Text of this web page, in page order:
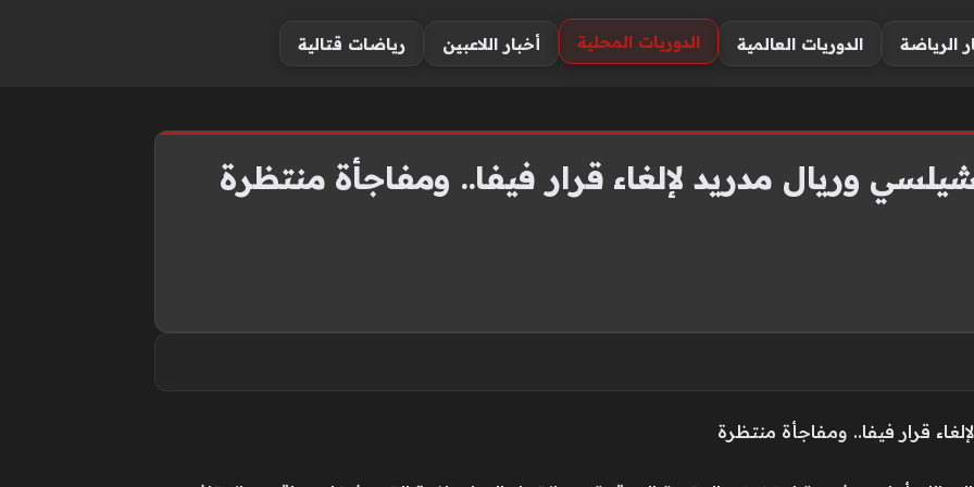
الرياضة الدوريات العالمية الدوريات المحلية أخبار اللاعبين رياضات قتالية
وريال مدريد لإلغاء قرار فيفا.. ومفاجأة منتظرة
قرار فيفا.. ومفاجأة منتظرة